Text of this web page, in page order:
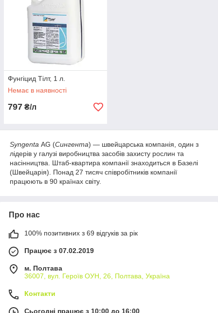
Фунгіцид Тілт, 1 л.
Немає в наявності
797 ₴/л
Syngenta AG (Сингента) — швейцарська компанія, один з
лідерів у галузі виробництва засобів захисту рослин та
насінництва. Штаб-квартира компанії знаходиться в Базелі
(Швейцарія). Понад 27 тисяч співробітників компанії
працюють в 90 країнах світу.
Про нас
100% позитивних з 69 відгуків за рік
Працює з 07.02.2019
м. Полтава
36007, вул. Героїв ОУН, 26, Полтава, Україна
Контакти
Сьогодні працює з 10:00 до 16:00